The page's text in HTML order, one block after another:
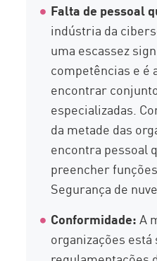
Falta de pessoal
indústria da
uma escassez
competências e é
encontrar
especializadas.
da metade das
encontra pessoal
preencher
Segurança de
Conformidade:A
organizações